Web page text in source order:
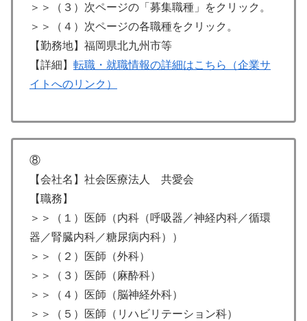
＞＞（３）次ページの「募集職種」をクリック。
＞＞（４）次ページの各職種をクリック。
【勤務地】福岡県北九州市等
【詳細】 転職・就職情報の詳細はこちら（企業サ
イトへのリンク）
⑧
【会社名】社会医療法人 共愛会
【職務】
＞＞（１）医師（内科（呼吸器／神経内科／循環
器／腎臓内科／糖尿病内科））
＞＞（２）医師（外科）
＞＞（３）医師（麻酔科）
＞＞（４）医師（脳神経外科）
＞＞（５）医師（リハビリテーション科）